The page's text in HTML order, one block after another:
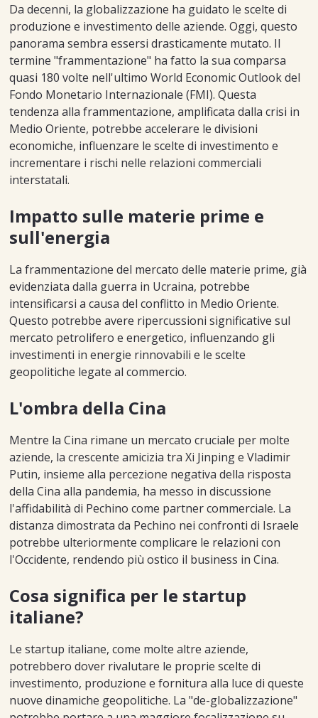
Da decenni, la globalizzazione ha guidato le scelte di
produzione e investimento delle aziende. Oggi, questo
panorama sembra essersi drasticamente mutato. Il
termine "frammentazione" ha fatto la sua comparsa
quasi 180 volte nell'ultimo World Economic Outlook del
Fondo Monetario Internazionale (FMI). Questa
tendenza alla frammentazione, amplificata dalla crisi in
Medio Oriente, potrebbe accelerare le divisioni
economiche, influenzare le scelte di investimento e
incrementare i rischi nelle relazioni commerciali
interstatali.
Impatto sulle materie prime e
sull'energia
La frammentazione del mercato delle materie prime, già
evidenziata dalla guerra in Ucraina, potrebbe
intensificarsi a causa del conflitto in Medio Oriente.
Questo potrebbe avere ripercussioni significative sul
mercato petrolifero e energetico, influenzando gli
investimenti in energie rinnovabili e le scelte
geopolitiche legate al commercio.
L'ombra della Cina
Mentre la Cina rimane un mercato cruciale per molte
aziende, la crescente amicizia tra Xi Jinping e Vladimir
Putin, insieme alla percezione negativa della risposta
della Cina alla pandemia, ha messo in discussione
l'affidabilità di Pechino come partner commerciale. La
distanza dimostrata da Pechino nei confronti di Israele
potrebbe ulteriormente complicare le relazioni con
l'Occidente, rendendo più ostico il business in Cina.
Cosa significa per le startup
italiane?
Le startup italiane, come molte altre aziende,
potrebbero dover rivalutare le proprie scelte di
investimento, produzione e fornitura alla luce di queste
nuove dinamiche geopolitiche. La "de-globalizzazione"